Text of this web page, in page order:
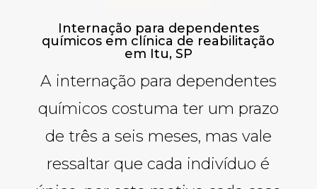
Internação para dependentes
químicos em clínica de reabilitação
em Itu, SP
A internação para dependentes
químicos costuma ter um prazo
de três a seis meses, mas vale
ressaltar que cada indivíduo é